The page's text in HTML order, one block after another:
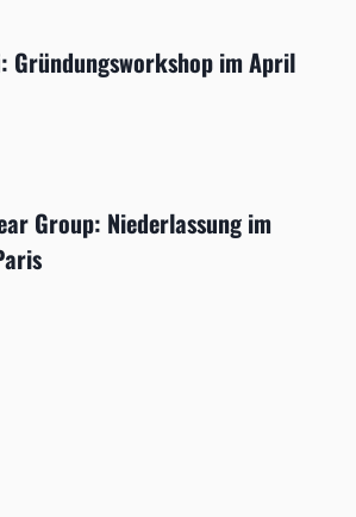
im April
Group: Niederlassung im